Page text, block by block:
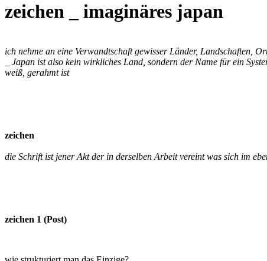
zeichen _ imaginäres japan
ich nehme an eine Verwandtschaft gewisser Länder, Landschaften,
_ Japan ist also kein wirkliches Land, sondern der Name für ein
weiß, gerahmt ist
zeichen
die Schrift ist jener Akt der in derselben Arbeit vereint was sich im
zeichen 1 (Post)